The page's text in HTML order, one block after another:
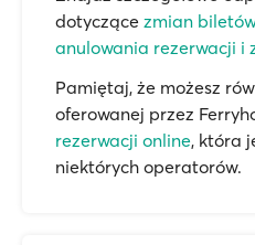
dotyczące zmian
anulowania rezerwacji i
Pamiętaj, że możesz
oferowanej przez
rezerwacji online, która
niektórych operatorów.